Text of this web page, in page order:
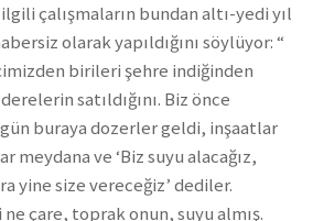
çalışmaların bundan altı-yedi yıl
olarak yapıldığını söylüyor: “
birileri şehre indiğinden
satıldığını. Biz önce
buraya dozerler geldi, inşaatlar
meydana ve ‘Biz suyu alacağız,
yine size vereceğiz’ dediler.
ne çare, toprak onun, suyu almış.